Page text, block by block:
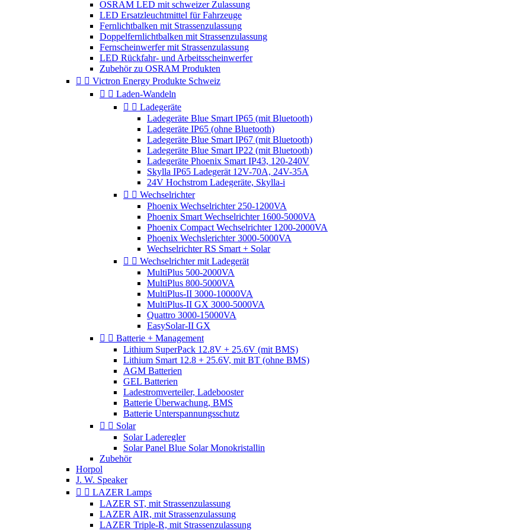
OSRAM LED mit schweizer Zulassung
LED Ersatzleuchtmittel für Fahrzeuge
Fernlichtbalken mit Strassenzulassung
Doppelfernlichtbalken mit Strassenzulassung
Fernscheinwerfer mit Strassenzulassung
LED Rückfahr- und Arbeitsscheinwerfer
Zubehör zu OSRAM Produkten
  Victron Energy Produkte Schweiz
  Laden-Wandeln
  Ladegeräte
Ladegeräte Blue Smart IP65 (mit Bluetooth)
Ladegeräte IP65 (ohne Bluetooth)
Ladegeräte Blue Smart IP67 (mit Bluetooth)
Ladegeräte Blue Smart IP22 (mit Bluetooth)
Ladegeräte Phoenix Smart IP43, 120-240V
Skylla IP65 Ladegerät 12V-70A, 24V-35A
24V Hochstrom Ladegeräte, Skylla-i
  Wechselrichter
Phoenix Wechselrichter 250-1200VA
Phoenix Smart Wechselrichter 1600-5000VA
Phoenix Compact Wechselrichter 1200-2000VA
Phoenix Wechslerichter 3000-5000VA
Wechselrichter RS Smart + Solar
  Wechselrichter mit Ladegerät
MultiPlus 500-2000VA
MultiPlus 800-5000VA
MultiPlus-II 3000-10000VA
MultiPlus-II GX 3000-5000VA
Quattro 3000-15000VA
EasySolar-II GX
  Batterie + Management
Lithium SuperPack 12.8V + 25.6V (mit BMS)
Lithium Smart 12.8 + 25.6V, mit BT (ohne BMS)
AGM Batterien
GEL Batterien
Ladestromverteiler, Ladebooster
Batterie Überwachung, BMS
Batterie Unterspannungsschutz
  Solar
Solar Laderegler
Solar Panel Blue Solar Monokristallin
Zubehör
Horpol
J. W. Speaker
  LAZER Lamps
LAZER ST, mit Strassenzulassung
LAZER AIR, mit Strassenzulassung
LAZER Triple-R, mit Strassenzulassung